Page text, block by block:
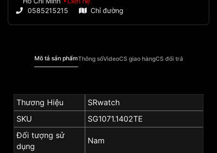
0585215215
Chỉ đường
Mô tả sản phẩmThông sốVideoCS giao hàngCS đổi trả
Thương Hiệu
SRwatch
SKU
SG1071.1402TE
Đối tượng sử
dụng
Nam